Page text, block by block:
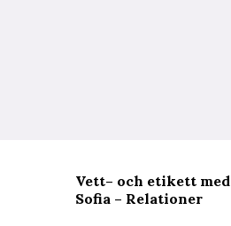
Vett– och etikett med
Sofia – Relationer